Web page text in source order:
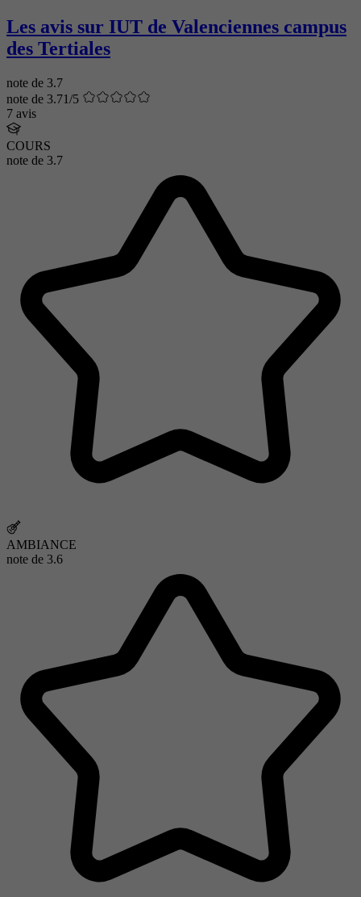
Les avis sur IUT de Valenciennes campus
des Tertiales
note de 3.7
note de 3.71/5
7 avis
COURS
note de 3.7
AMBIANCE
note de 3.6